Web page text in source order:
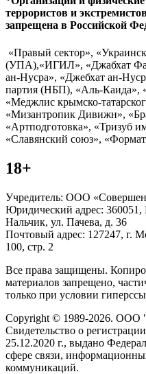
террористов и
запрещена в Российской
«Правый сектор»,
(УПА),«ИГИЛ», «Джабхат
ан-Нусра», «Джебхат ан-
партия (НБП), «Аль-
«Меджлис крымско-
«Мизантропик Дивижн»,
«Артподготовка», «Тризуб
«Славянский союз»,
18+
Учредитель: ООО
Юридический адрес: 360051,
Нальчик, ул. Пачева, д. 36
Почтовый адрес: 127247, г.
100, стр. 2
Все права защищены.
материалов запрещено,
только при условии
Copyright © 1989-2026. ООО
Свидетельство о
25.12.2020 г., выдано
сфере связи,
коммуникаций.